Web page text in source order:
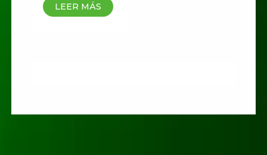
LEER MÁS